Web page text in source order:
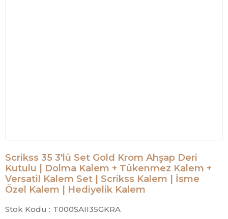
Scrikss 35 3'lü Set Gold Krom Ahşap Deri
Kutulu | Dolma Kalem + Tükenmez Kalem +
Versatil Kalem Set | Scrikss Kalem | İsme
Özel Kalem | Hediyelik Kalem
Stok Kodu : T000SAII35GKRA